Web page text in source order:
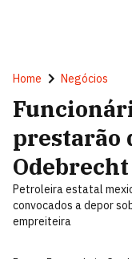
Home Negócios
prestarão
Odebrecht
Petroleira estatal
convocados a depor
empreiteira